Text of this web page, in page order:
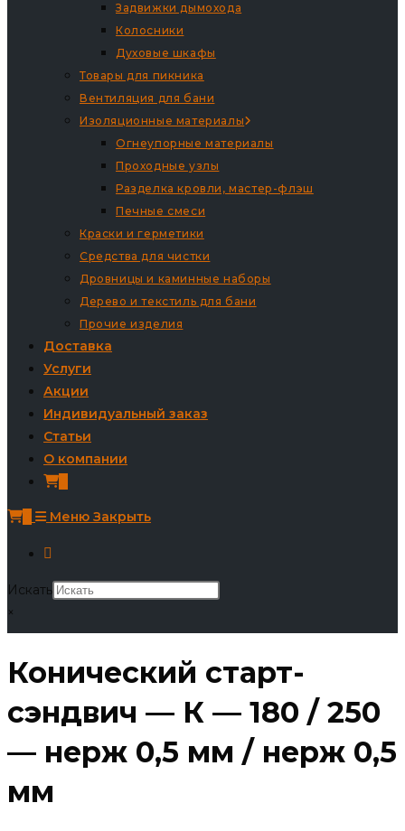
Задвижки дымохода
Колосники
Духовые шкафы
Товары для пикника
Вентиляция для бани
Изоляционные материалы
Огнеупорные материалы
Проходные узлы
Разделка кровли, мастер-флэш
Печные смеси
Краски и герметики
Средства для чистки
Дровницы и каминные наборы
Дерево и текстиль для бани
Прочие изделия
Доставка
Услуги
Акции
Индивидуальный заказ
Статьи
О компании
Меню Закрыть
Искать
×
Конический старт-
сэндвич — К — 180 / 250
— нерж 0,5 мм / нерж 0,5
мм